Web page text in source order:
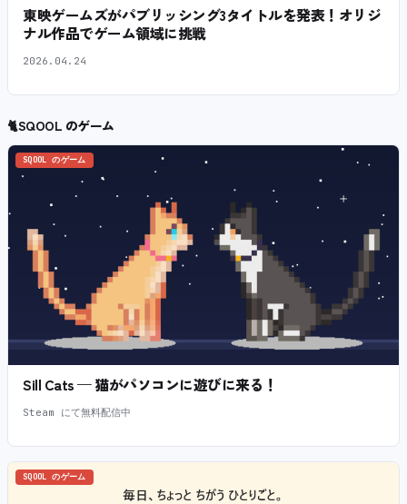
東映ゲームズがパブリッシング3タイトルを発表！オリジ
ナル作品でゲーム領域に挑戦
2026.04.24
🐈SQOOL のゲーム
SQOOL のゲーム
Sill Cats — 猫がパソコンに遊びに来る！
Steam にて無料配信中
SQOOL のゲーム